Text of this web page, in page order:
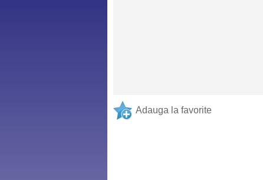
Adauga la favorite